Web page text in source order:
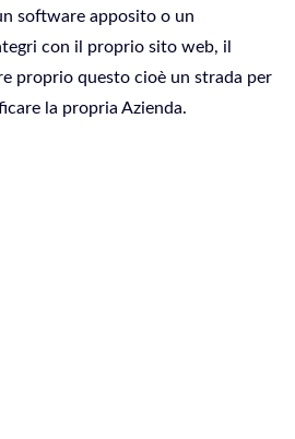
software apposito o un
con il proprio sito web, il
proprio questo cioè un strada per
la propria Azienda.